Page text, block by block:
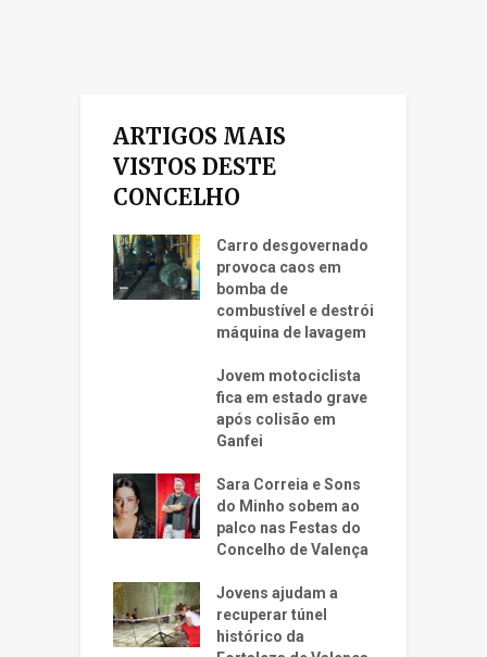
ARTIGOS MAIS
VISTOS DESTE
CONCELHO
Carro desgovernado
provoca caos em
bomba de
combustível e destrói
máquina de lavagem
Jovem motociclista
fica em estado grave
após colisão em
Ganfei
Sara Correia e Sons
do Minho sobem ao
palco nas Festas do
Concelho de Valença
Jovens ajudam a
recuperar túnel
histórico da